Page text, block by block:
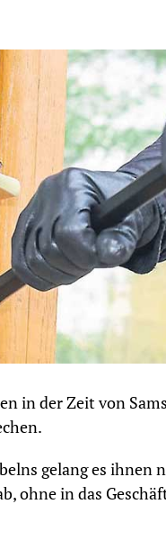
in der Zeit von
gelang es ihnen
ohne in das